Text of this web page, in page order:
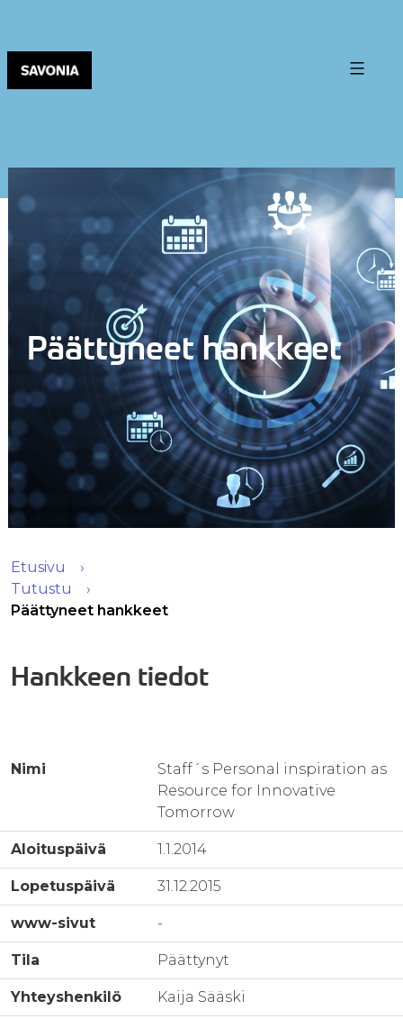
Päättyneet hankkeet
Etusivu
Tutustu
Päättyneet hankkeet
Hankkeen tiedot
Nimi
Staff´s Personal inspiration as
Resource for Innovative
Tomorrow
Aloituspäivä 1.1.2014
Lopetuspäivä 31.12.2015
www-sivut -
Tila Päättynyt
Yhteyshenkilö Kaija Sääski